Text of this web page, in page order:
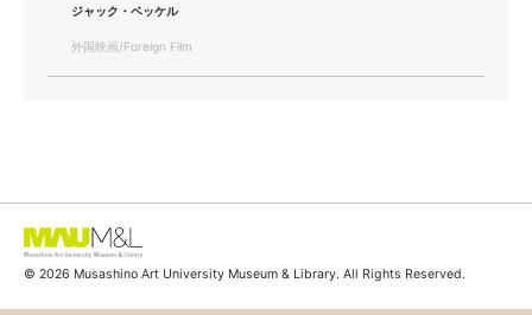
ジャック・ベッケル
外国映画/Foreign Film
© 2026 Musashino Art University Museum & Library. All Rights Reserved.